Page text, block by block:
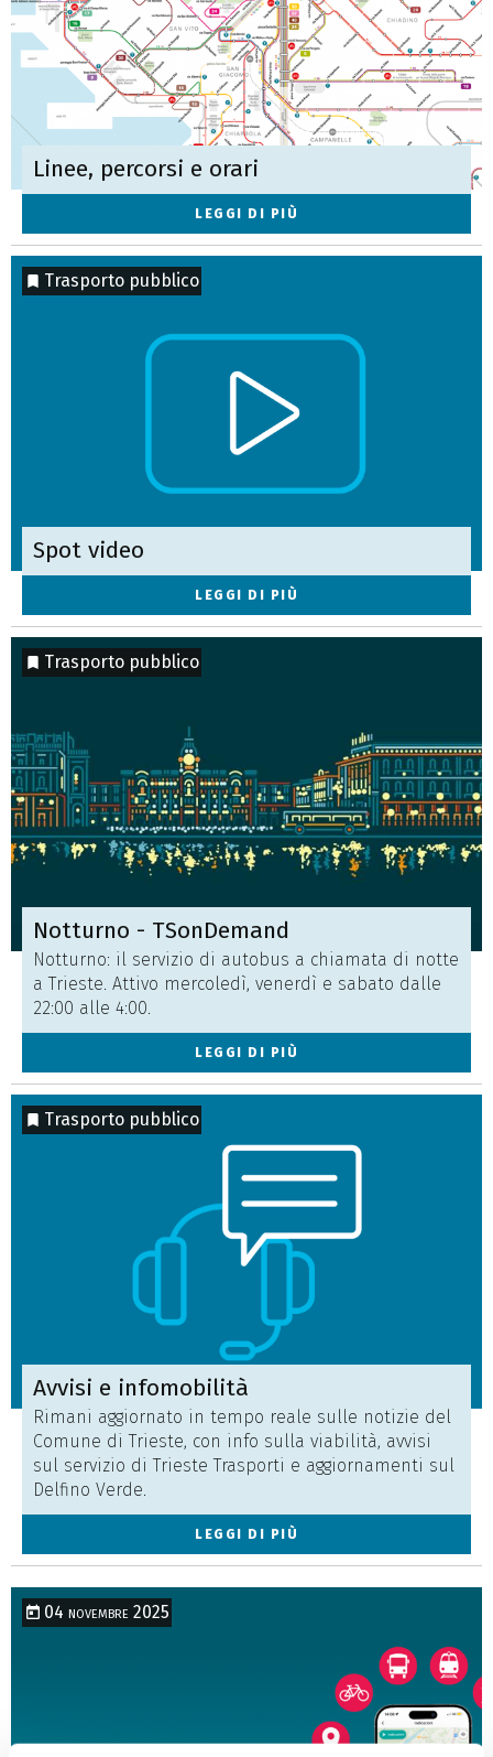
Linee, percorsi e orari
LEGGI DI PIÙ
Trasporto pubblico
Spot video
LEGGI DI PIÙ
Trasporto pubblico
Notturno - TSonDemand
Notturno: il servizio di autobus a chiamata di notte
a Trieste. Attivo mercoledì, venerdì e sabato dalle
22:00 alle 4:00.
LEGGI DI PIÙ
Trasporto pubblico
Avvisi e infomobilità
Rimani aggiornato in tempo reale sulle notizie del
Comune di Trieste, con info sulla viabilità, avvisi
sul servizio di Trieste Trasporti e aggiornamenti sul
Delfino Verde.
LEGGI DI PIÙ
04 novembre 2025